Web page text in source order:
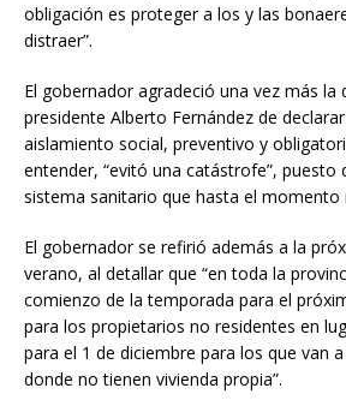
obligación es proteger a los y las
distraer”.
El gobernador agradeció una vez más la
presidente Alberto Fernández de
aislamiento social, preventivo y
entender, “evitó una catástrofe”, puesto
sistema sanitario que hasta el momento
El gobernador se refirió además a la
verano, al detallar que “en toda la
comienzo de la temporada para el
para los propietarios no residentes en
para el 1 de diciembre para los que van
donde no tienen vivienda propia”.